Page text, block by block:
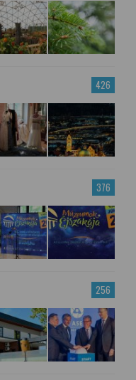
426
376
256